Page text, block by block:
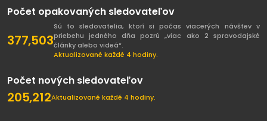
Počet opakovaných sledovateľov
377,503
Sú to sledovatelia, ktorí si počas viacerých návštev v
priebehu jedného dňa pozrú „viac ako 2 spravodajské
články alebo videá“.
Aktualizované každé 4 hodiny.
Počet nových sledovateľov
205,212Aktualizované každé 4 hodiny.